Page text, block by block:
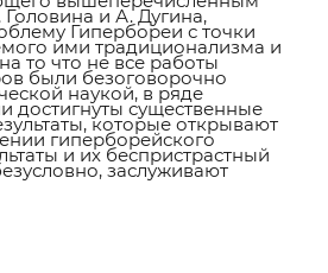
и А. Дугина,
Гипербореи с точки
ими традиционализма и
то что не все работы
были безоговорочно
наукой, в ряде
достигнуты существенные
которые открывают
гиперборейского
и их беспристрастный
заслуживают